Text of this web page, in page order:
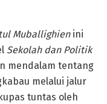
Muballighienini
Sekolah dan Politik
mendalam tentang
melalui jalur
tuntas oleh